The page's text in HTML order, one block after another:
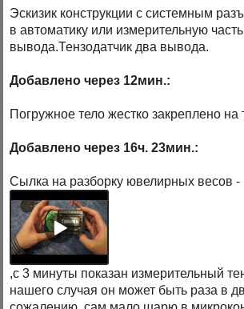
Эскизик конструкции с системным
в автоматику или измерительную
вывода.Тензодатчик два вывода.
Добавлено через 12мин.:
Погружное тело жестко закреплено на
Добавлено через 16ч. 23мин.:
Сылка на разборку ювелирных весов -
,с 3 минуты показан измерительный
нашего случая он может быть раза в